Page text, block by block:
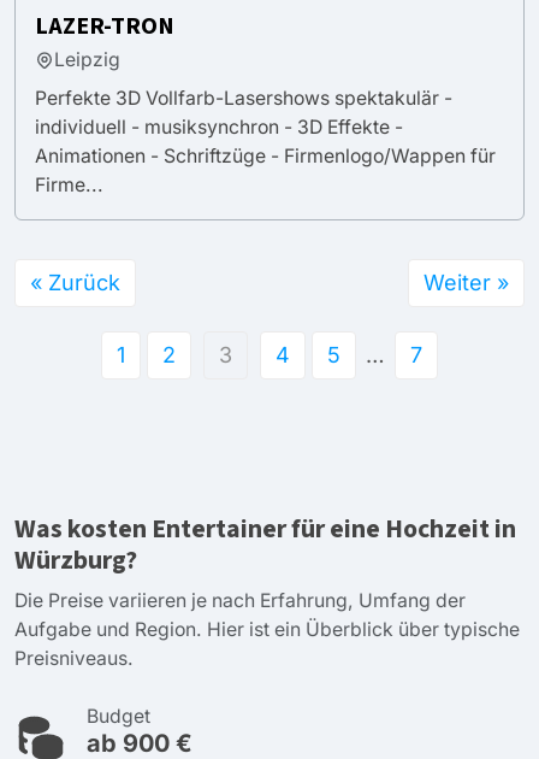
LAZER-TRON
Leipzig
Perfekte 3D Vollfarb-Lasershows spektakulär -
individuell - musiksynchron - 3D Effekte -
Animationen - Schriftzüge - Firmenlogo/Wappen für
Firme...
« Zurück
1 2 3 4 5 … 7
Weiter »
Was kosten Entertainer für eine Hochzeit in
Würzburg?
Die Preise variieren je nach Erfahrung, Umfang der
Aufgabe und Region. Hier ist ein Überblick über typische
Preisniveaus.
Budget
ab 900 €